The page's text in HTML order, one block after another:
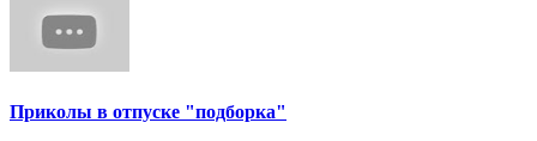
Приколы в отпуске "подборка"